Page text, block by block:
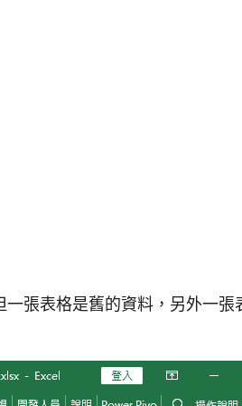
張表格是舊的資料，另外一張